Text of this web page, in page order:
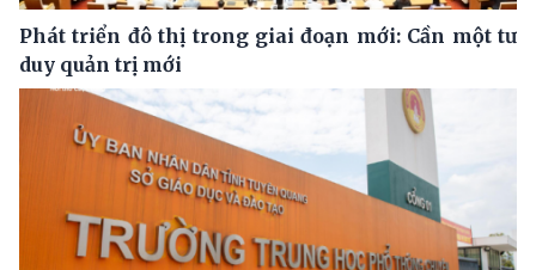
Phát triển đô thị trong giai đoạn mới: Cần một tư
duy quản trị mới